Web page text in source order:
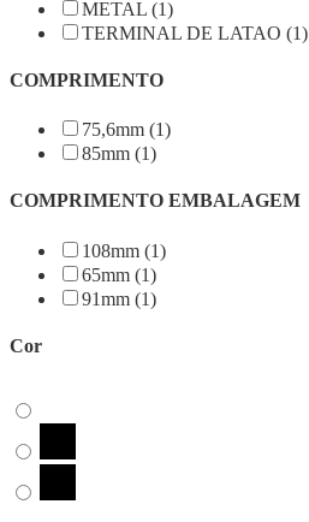
METAL (1)
TERMINAL DE LATAO (1)
COMPRIMENTO
75,6mm (1)
85mm (1)
COMPRIMENTO EMBALAGEM
108mm (1)
65mm (1)
91mm (1)
Cor